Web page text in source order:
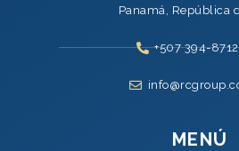
Panamá, República
+507 394-
MENÚ